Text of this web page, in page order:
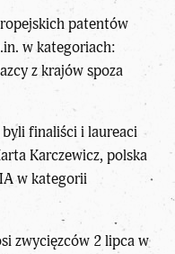
patentów
w kategoriach:
z krajów spoza
byli finaliści i laureaci
Karczewicz, polska
w kategorii
zwycięzców 2 lipca w